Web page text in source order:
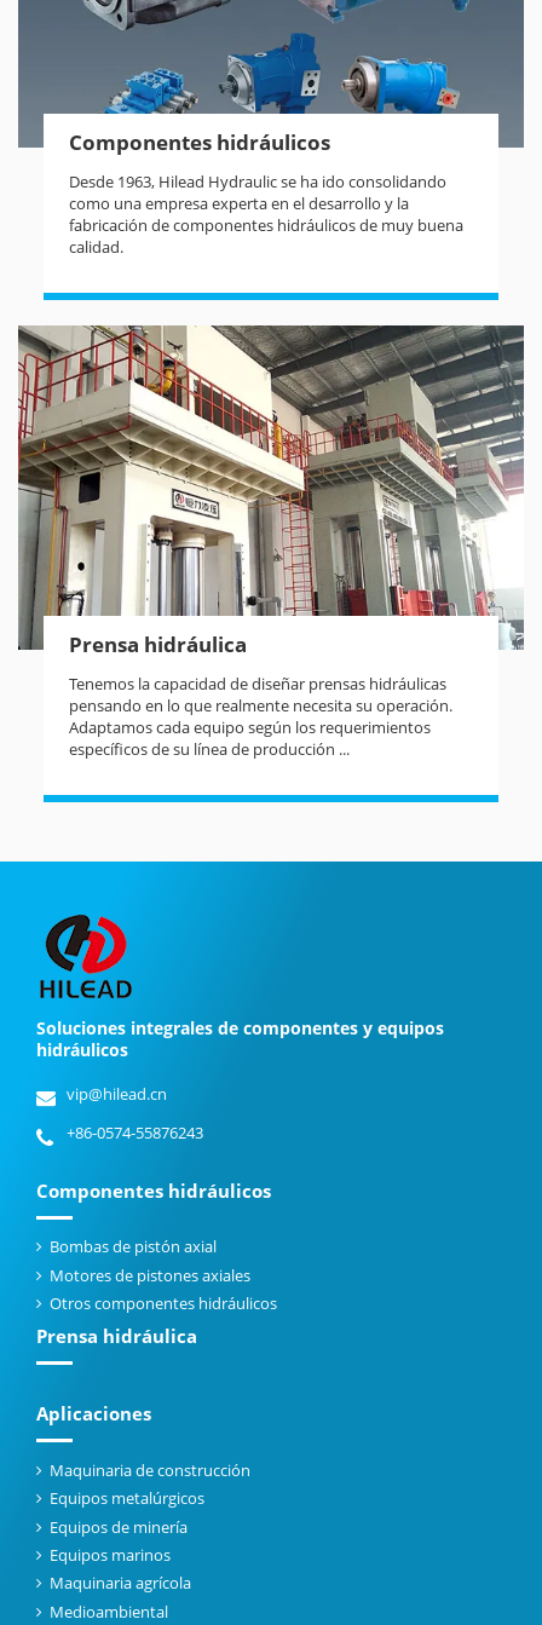
Componentes hidráulicos
Desde 1963, Hilead Hydraulic se ha ido consolidando
como una empresa experta en el desarrollo y la
fabricación de componentes hidráulicos de muy buena
calidad.
Prensa hidráulica
Tenemos la capacidad de diseñar prensas hidráulicas
pensando en lo que realmente necesita su operación.
Adaptamos cada equipo según los requerimientos
específicos de su línea de producción ...
Soluciones integrales de componentes y equipos
hidráulicos
vip@hilead.cn
+86-0574-55876243
Componentes hidráulicos
Bombas de pistón axial
Motores de pistones axiales
Otros componentes hidráulicos
Prensa hidráulica
Aplicaciones
Maquinaria de construcción
Equipos metalúrgicos
Equipos de minería
Equipos marinos
Maquinaria agrícola
Medioambiental